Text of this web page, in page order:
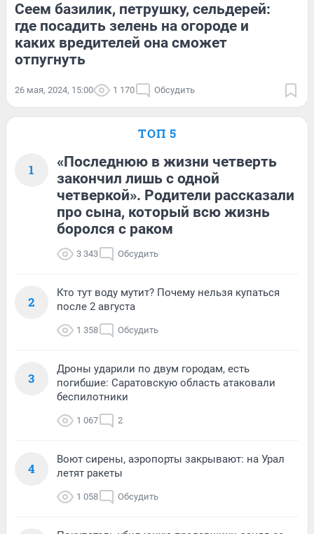
Сеем базилик, петрушку, сельдерей:
где посадить зелень на огороде и
каких вредителей она сможет
отпугнуть
26 мая, 2024, 15:00 1 170 Обсудить
ТОП 5
1
«Последнюю в жизни четверть
закончил лишь с одной
четверкой». Родители рассказали
про сына, который всю жизнь
боролся с раком
3 343 Обсудить
2
Кто тут воду мутит? Почему нельзя купаться
после 2 августа
1 358 Обсудить
3
Дроны ударили по двум городам, есть
погибшие: Саратовскую область атаковали
беспилотники
1 067 2
4
Воют сирены, аэропорты закрывают: на Урал
летят ракеты
1 058 Обсудить